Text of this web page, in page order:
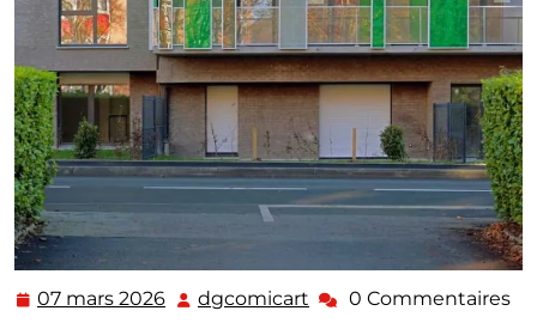
07 mars 2026 07 dgcomicart dgcomicart
0 Commentaires